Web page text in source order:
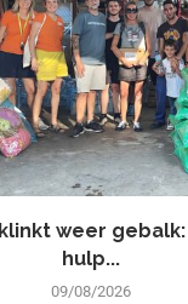
weer
hulp...
09/08/2026